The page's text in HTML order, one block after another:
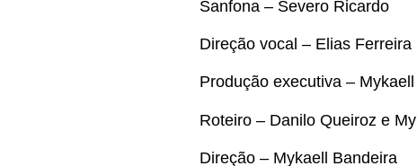
Sanfona – Severo Ricardo
Direção vocal – Elias Ferreira
Produção executiva –
Roteiro – Danilo Queiroz e
Direção – Mykaell Bandeira